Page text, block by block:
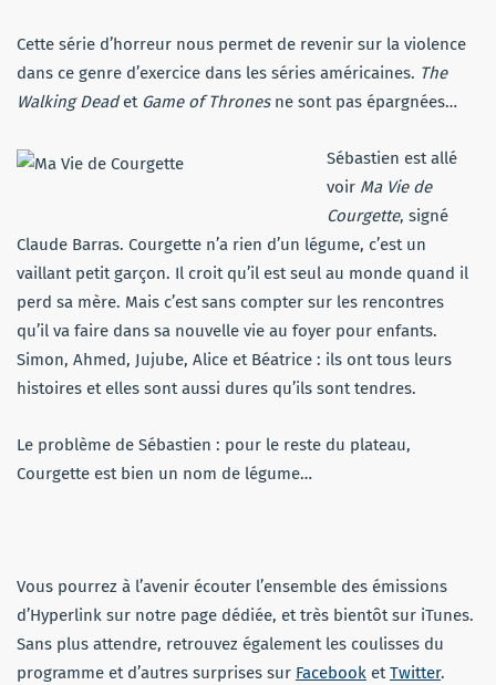
Cette série d’horreur nous permet de revenir sur la violence
dans ce genre d’exercice dans les séries américaines. The
Walking Deadet Game of Thronesne sont pas épargnées…
Sébastien est allé
voir Ma Vie de
Courgette, signé
Claude Barras. Courgette n’a rien d’un légume, c’est un
vaillant petit garçon. Il croit qu’il est seul au monde quand il
perd sa mère. Mais c’est sans compter sur les rencontres
qu’il va faire dans sa nouvelle vie au foyer pour enfants.
Simon, Ahmed, Jujube, Alice et Béatrice : ils ont tous leurs
histoires et elles sont aussi dures qu’ils sont tendres.
Le problème de Sébastien : pour le reste du plateau,
Courgette est bien un nom de légume…
Vous pourrez à l’avenir écouter l’ensemble des émissions
d’Hyperlink sur notre page dédiée, et très bientôt sur iTunes.
Sans plus attendre, retrouvez également les coulisses du
programme et d’autres surprises sur Facebook etTwitter.